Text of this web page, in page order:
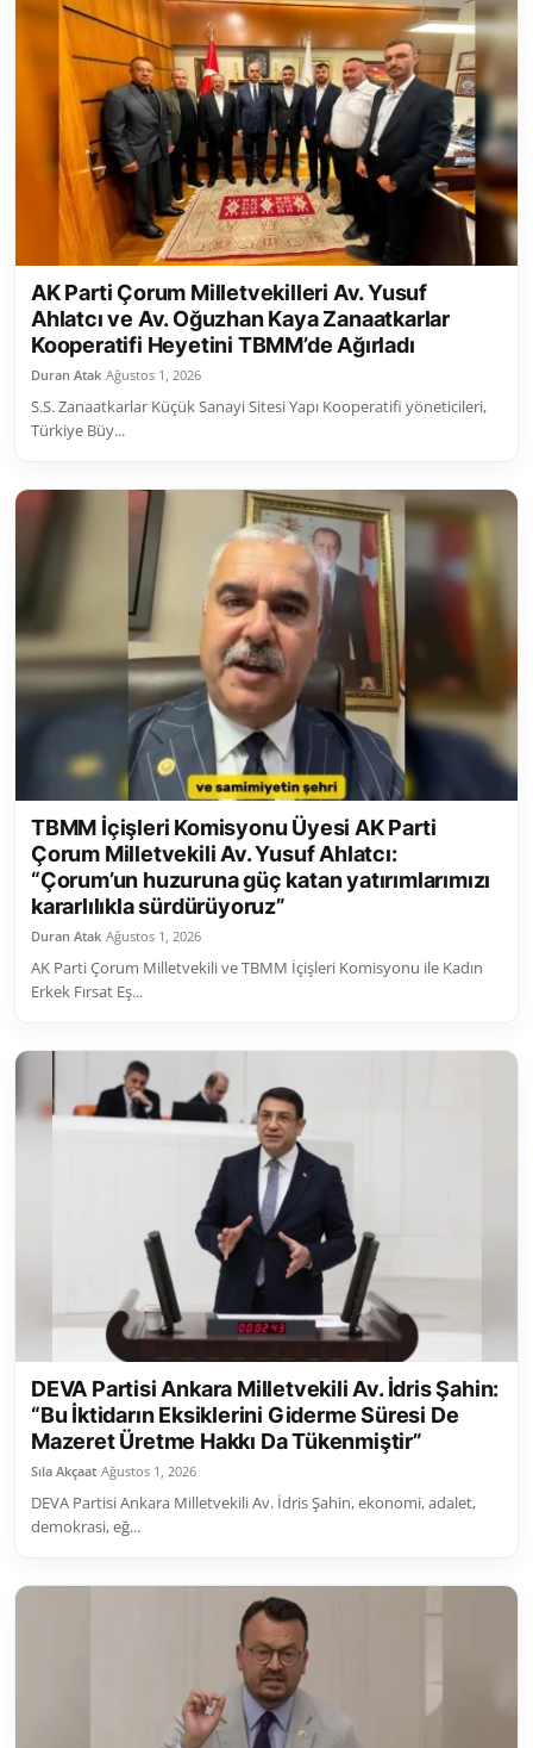
AK Parti Çorum Milletvekilleri Av. Yusuf
Ahlatcı ve Av. Oğuzhan Kaya Zanaatkarlar
Kooperatifi Heyetini TBMM’de Ağırladı
Duran Atak Ağustos 1, 2026
S.S. Zanaatkarlar Küçük Sanayi Sitesi Yapı Kooperatifi yöneticileri,
Türkiye Büy...
TBMM İçişleri Komisyonu Üyesi AK Parti
Çorum Milletvekili Av. Yusuf Ahlatcı:
“Çorum’un huzuruna güç katan yatırımlarımızı
kararlılıkla sürdürüyoruz”
Duran Atak Ağustos 1, 2026
AK Parti Çorum Milletvekili ve TBMM İçişleri Komisyonu ile Kadın
Erkek Fırsat Eş...
DEVA Partisi Ankara Milletvekili Av. İdris Şahin:
“Bu İktidarın Eksiklerini Giderme Süresi De
Mazeret Üretme Hakkı Da Tükenmiştir”
Sıla Akçaat Ağustos 1, 2026
DEVA Partisi Ankara Milletvekili Av. İdris Şahin, ekonomi, adalet,
demokrasi, eğ...